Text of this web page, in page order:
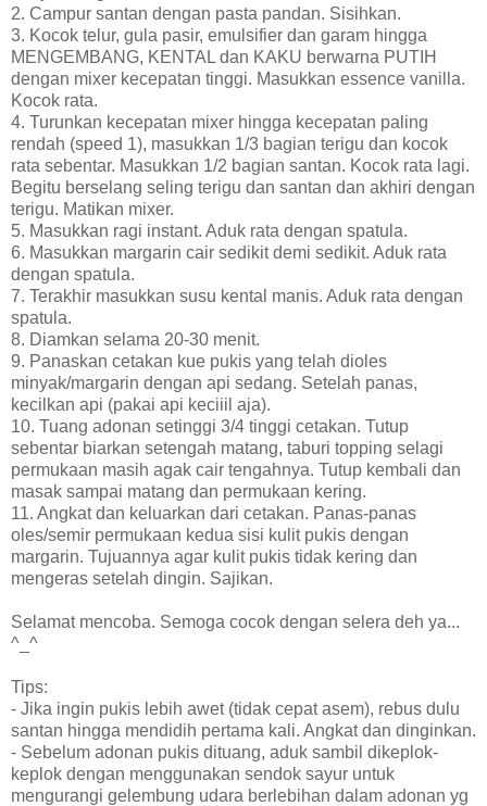
2. Campur santan dengan pasta pandan. Sisihkan.
3. Kocok telur, gula pasir, emulsifier dan garam hingga
MENGEMBANG, KENTAL dan KAKU berwarna PUTIH
dengan mixer kecepatan tinggi. Masukkan essence vanilla.
Kocok rata.
4. Turunkan kecepatan mixer hingga kecepatan paling
rendah (speed 1), masukkan 1/3 bagian terigu dan kocok
rata sebentar. Masukkan 1/2 bagian santan. Kocok rata lagi.
Begitu berselang seling terigu dan santan dan akhiri dengan
terigu. Matikan mixer.
5. Masukkan ragi instant. Aduk rata dengan spatula.
6. Masukkan margarin cair sedikit demi sedikit. Aduk rata
dengan spatula.
7. Terakhir masukkan susu kental manis. Aduk rata dengan
spatula.
8. Diamkan selama 20-30 menit.
9. Panaskan cetakan kue pukis yang telah dioles
minyak/margarin dengan api sedang. Setelah panas,
kecilkan api (pakai api keciiil aja).
10. Tuang adonan setinggi 3/4 tinggi cetakan. Tutup
sebentar biarkan setengah matang, taburi topping selagi
permukaan masih agak cair tengahnya. Tutup kembali dan
masak sampai matang dan permukaan kering.
11. Angkat dan keluarkan dari cetakan. Panas-panas
oles/semir permukaan kedua sisi kulit pukis dengan
margarin. Tujuannya agar kulit pukis tidak kering dan
mengeras setelah dingin. Sajikan.
Selamat mencoba. Semoga cocok dengan selera deh ya...
^_^
Tips:
- Jika ingin pukis lebih awet (tidak cepat asem), rebus dulu
santan hingga mendidih pertama kali. Angkat dan dinginkan.
- Sebelum adonan pukis dituang, aduk sambil dikeplok-
keplok dengan menggunakan sendok sayur untuk
mengurangi gelembung udara berlebihan dalam adonan yg